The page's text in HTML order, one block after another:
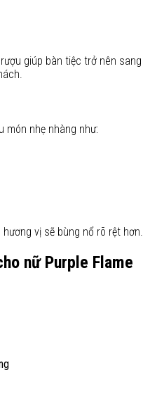
giúp bàn tiệc trở nên sang
món nhẹ nhàng như:
vị sẽ bùng nổ rõ rệt hơn.
nữ Purple Flame